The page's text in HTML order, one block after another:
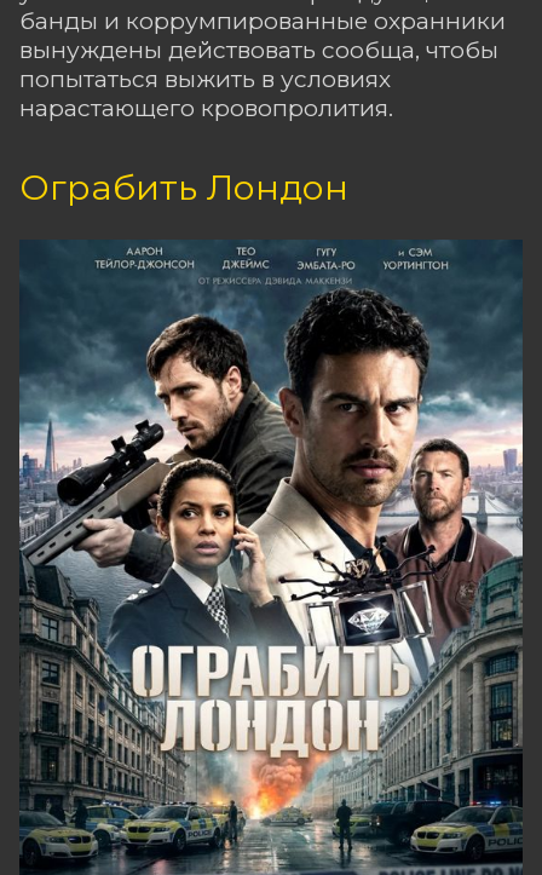
банды и коррумпированные охранники
вынуждены действовать сообща, чтобы
попытаться выжить в условиях
нарастающего кровопролития.
Ограбить Лондон